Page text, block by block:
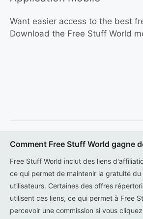
Want easier access to the best
Download the Free Stuff World
Comment Free Stuff World gagne
Free Stuff World inclut des liens
ce qui permet de maintenir la gratuité du
utilisateurs. Certaines des offres
utilisent ces liens, ce qui permet à Free
percevoir une commission si vous